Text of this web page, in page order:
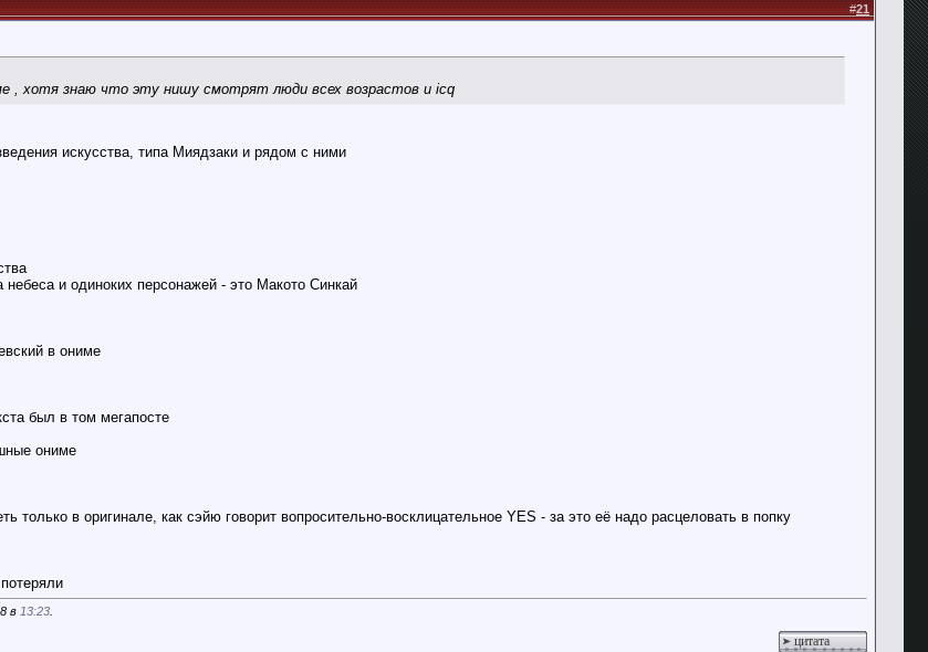
#21
, хотя знаю что эту нишу смотрят люди всех возрастов и icq
искусства, типа Миядзаки и рядом с ними
и одиноких персонажей - это Макото Синкай
в ониме
был в том мегапосте
ониме
только в оригинале, как сэйю говорит вопросительно-восклицательное YES - за это её надо расцеловать в попку
в 13:23
цитата